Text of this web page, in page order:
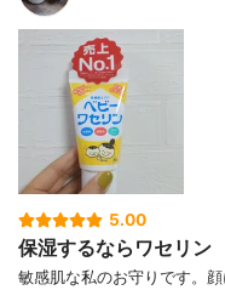
5.00
保湿するならワセリン
敏感肌な私のお守りです。